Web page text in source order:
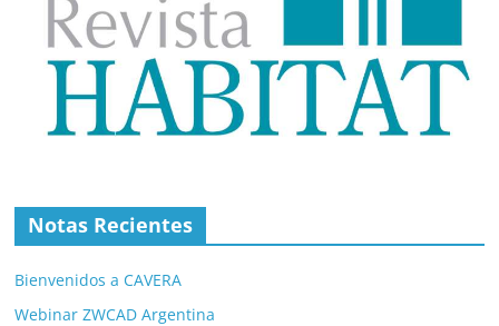
Notas Recientes
Bienvenidos a CAVERA
Webinar ZWCAD Argentina